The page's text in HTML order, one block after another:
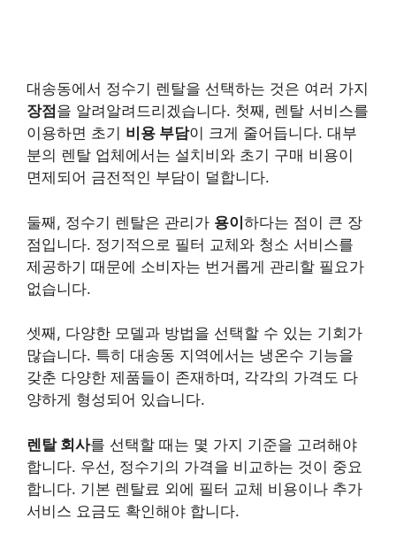
대송동에서 정수기 렌탈을 선택하는 것은 여러 가지
장점 을 알려알려드리겠습니다. 첫째, 렌탈 서비스를
이용하면 초기 비용 부담이 크게 줄어듭니다. 대부
분의 렌탈 업체에서는 설치비와 초기 구매 비용이
면제되어 금전적인 부담이 덜합니다.
둘째, 정수기 렌탈은 관리가 용이하다는 점이 큰 장
점입니다. 정기적으로 필터 교체와 청소 서비스를
제공하기 때문에 소비자는 번거롭게 관리할 필요가
없습니다.
셋째, 다양한 모델과 방법을 선택할 수 있는 기회가
많습니다. 특히 대송동 지역에서는 냉온수 기능을
갖춘 다양한 제품들이 존재하며, 각각의 가격도 다
양하게 형성되어 있습니다.
렌탈 회사를 선택할 때는 몇 가지 기준을 고려해야
합니다. 우선, 정수기의 가격을 비교하는 것이 중요
합니다. 기본 렌탈료 외에 필터 교체 비용이나 추가
서비스 요금도 확인해야 합니다.